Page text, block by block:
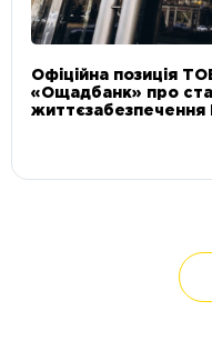
Офіційна позиція
«Ощадбанк» про